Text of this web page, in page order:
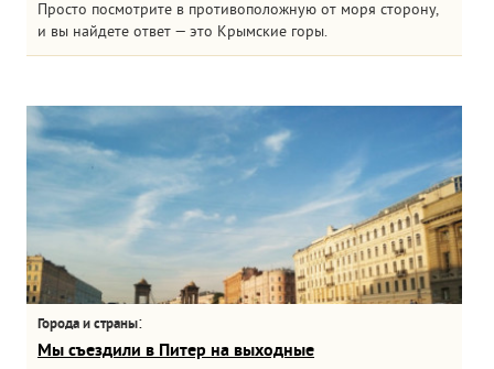
Просто посмотрите в противоположную от моря сторону,
и вы найдете ответ — это Крымские горы.
Города и страны:
Мы съездили в Питер на выходные